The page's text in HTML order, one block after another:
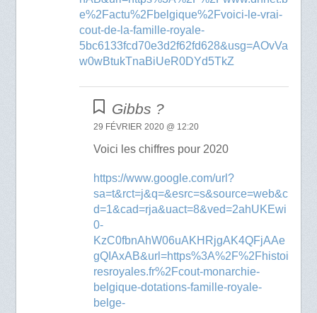
e%2Factu%2Fbelgique%2Fvoici-le-vrai-
cout-de-la-famille-royale-
5bc6133fcd70e3d2f62fd628&usg=AOvVa
w0wBtukTnaBiUeR0DYd5TkZ
Gibbs ?
29 FÉVRIER 2020 @ 12:20
Voici les chiffres pour 2020
https://www.google.com/url?
sa=t&rct=j&q=&esrc=s&source=web&c
d=1&cad=rja&uact=8&ved=2ahUKEwi
0-
KzC0fbnAhW06uAKHRjgAK4QFjAAe
gQIAxAB&url=https%3A%2F%2Fhistoi
resroyales.fr%2Fcout-monarchie-
belgique-dotations-famille-royale-
belge-